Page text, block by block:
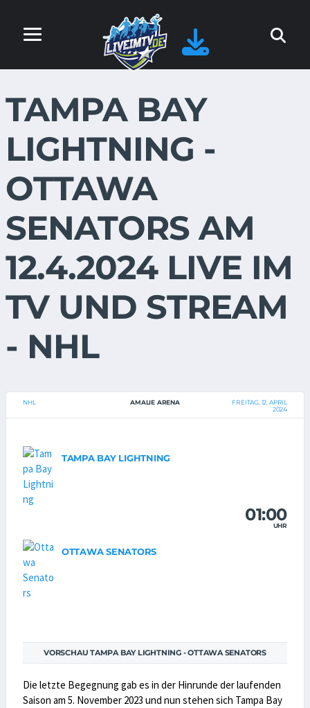
TAMPA BAY
LIGHTNING -
OTTAWA
SENATORS AM
12.4.2024 LIVE IM
TV UND STREAM
- NHL
NHL AMALIE ARENA
FREITAG, 12. APRIL
2024
TAMPA BAY LIGHTNING
01:00
UHR
OTTAWA SENATORS
VORSCHAU TAMPA BAY LIGHTNING - OTTAWA SENATORS
Die letzte Begegnung gab es in der Hinrunde der laufenden
Saison am 5. November 2023 und nun stehen sich Tampa Bay